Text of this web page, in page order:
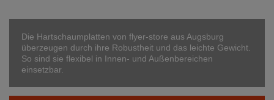
Die Hartschaumplatten von flyer-store aus Augsburg
überzeugen durch ihre Robustheit und das leichte Gewicht.
So sind sie flexibel in Innen- und Außenbereichen
einsetzbar.